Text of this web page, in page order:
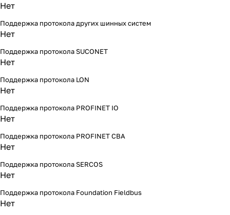
Нет
Поддержка протокола других шинных систем
Нет
Поддержка протокола SUCONET
Нет
Поддержка протокола LON
Нет
Поддержка протокола PROFINET IO
Нет
Поддержка протокола PROFINET CBA
Нет
Поддержка протокола SERCOS
Нет
Поддержка протокола Foundation Fieldbus
Нет